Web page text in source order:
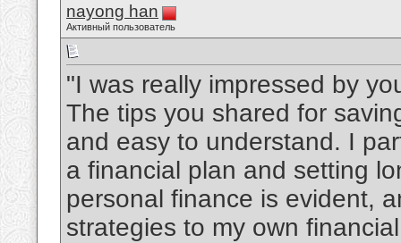
nayong han
Активный пользователь
"I was really impressed by
The tips you shared for
and easy to understand. I
a financial plan and setting
personal finance is evident,
strategies to my own